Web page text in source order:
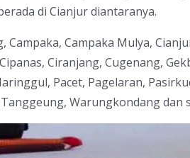
di Cianjur diantaranya.
Campaka Mulya,
Ciranjang, Cugenang,
Pacet, Pagelaran,
Warungkondang dan